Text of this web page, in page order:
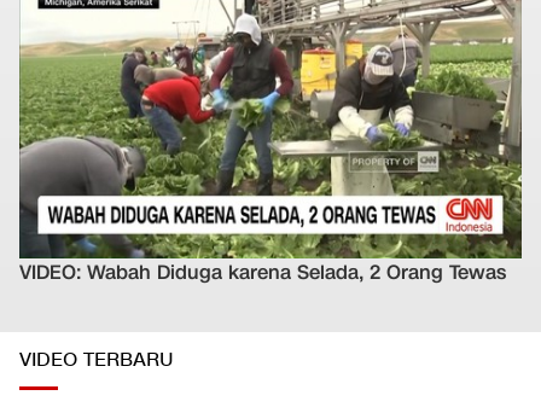
VIDEO: Wabah Diduga karena Selada, 2 Orang Tewas
VIDEO TERBARU